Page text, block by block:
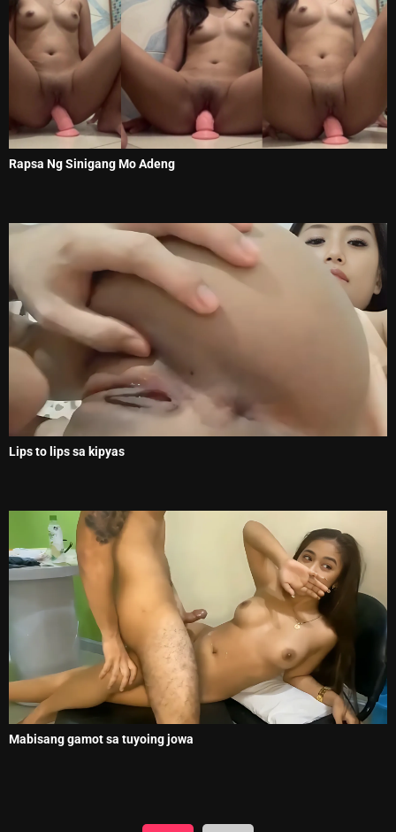
Rapsa Ng Sinigang Mo Adeng
Lips to lips sa kipyas
Mabisang gamot sa tuyoing jowa